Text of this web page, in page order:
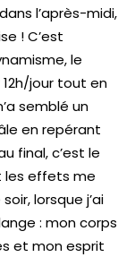
l’après-midi,
! C’est
le
jour tout en
semblé un
en repérant
final, c’est le
les effets me
lorsque j’ai
: mon corps
et mon esprit